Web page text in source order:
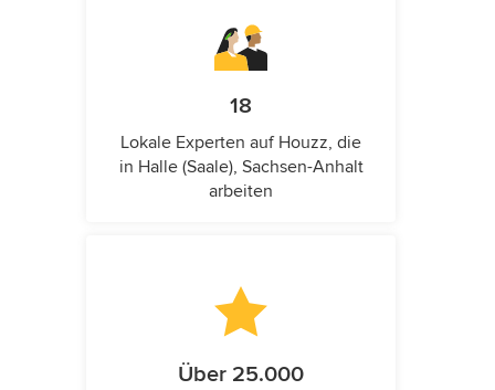
18
Lokale Experten auf Houzz, die
in Halle (Saale), Sachsen-Anhalt
arbeiten
Über 25.000